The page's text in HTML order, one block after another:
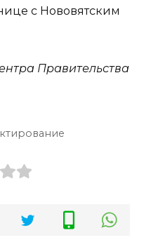
с Нововятским
Правительства